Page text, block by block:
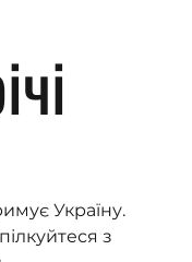
Україну.
з